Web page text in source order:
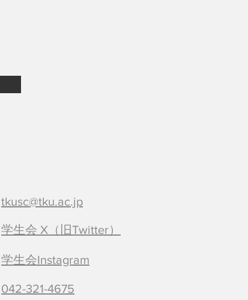
tkusc@tku.ac.jp
学生会 X（旧Twitter）
学生会Instagram
​042-321-4675